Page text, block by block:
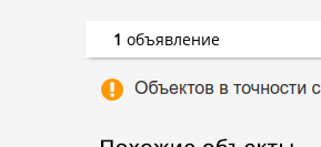
1 объявление